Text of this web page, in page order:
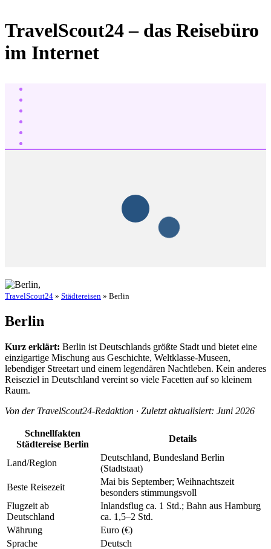
TravelScout24 – das Reisebüro
im Internet
TravelScout24 » Städtereisen » Berlin
Berlin
Kurz erklärt: Berlin ist Deutschlands größte Stadt und bietet eine
einzigartige Mischung aus Geschichte, Weltklasse-Museen,
lebendiger Streetart und einem legendären Nachtleben. Kein anderes
Reiseziel in Deutschland vereint so viele Facetten auf so kleinem
Raum.
Von der TravelScout24-Redaktion · Zuletzt aktualisiert: Juni 2026
Schnellfakten
Städtereise Berlin
Details
Land/Region
Deutschland, Bundesland Berlin
(Stadtstaat)
Beste Reisezeit
Mai bis September; Weihnachtszeit
besonders stimmungsvoll
Flugzeit ab
Deutschland
Inlandsflug ca. 1 Std.; Bahn aus Hamburg
ca. 1,5–2 Std.
Währung
Euro (€)
Sprache
Deutsch